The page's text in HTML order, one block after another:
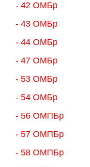
- 42 ОМБр
- 43 ОМБр
- 44 ОМБр
- 47 ОМБр
- 53 ОМБр
- 54 ОМБр
- 56 ОМПБр
- 57 ОМПБр
- 58 ОМПБр